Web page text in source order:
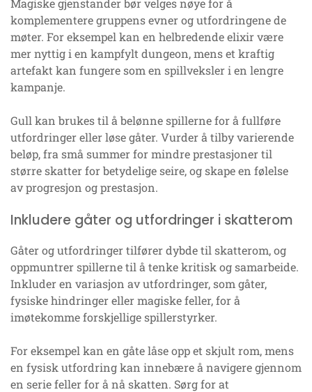
komplementere gruppens evner og utfordringene de
møter. For eksempel kan en helbredende elixir være
mer nyttig i en kampfylt dungeon, mens et kraftig
artefakt kan fungere som en spillveksler i en lengre
kampanje.
Gull kan brukes til å belønne spillerne for å fullføre
utfordringer eller løse gåter. Vurder å tilby varierende
beløp, fra små summer for mindre prestasjoner til
større skatter for betydelige seire, og skape en følelse
av progresjon og prestasjon.
Inkludere gåter og utfordringer i skatterom
Gåter og utfordringer tilfører dybde til skatterom, og
oppmuntrer spillerne til å tenke kritisk og samarbeide.
Inkluder en variasjon av utfordringer, som gåter,
fysiske hindringer eller magiske feller, for å
imøtekomme forskjellige spillerstyrker.
For eksempel kan en gåte låse opp et skjult rom, mens
en fysisk utfordring kan innebære å navigere gjennom
en serie feller for å nå skatten. Sørg for at